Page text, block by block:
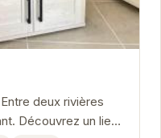
deux rivières
Découvrez un lieu